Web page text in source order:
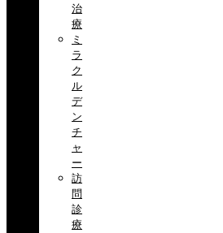
治
療
ミ
ラ
ク
ル
デ
ン
チ
ャ
ー
訪
問
診
療